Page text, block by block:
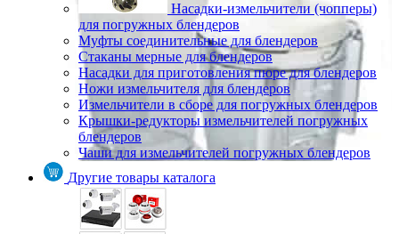
Насадки-измельчители (чопперы)
для погружных блендеров
Муфты соединительные для блендеров
Стаканы мерные для блендеров
Насадки для приготовления пюре для блендеров
Ножи измельчителя для блендеров
Измельчители в сборе для погружных блендеров
Крышки-редукторы измельчителей погружных
блендеров
Чаши для измельчителей погружных блендеров
Другие товары каталога